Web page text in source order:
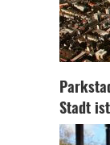
Stadt